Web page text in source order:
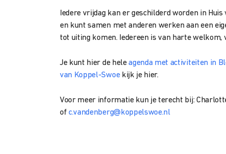
Iedere vrijdag kan er geschilderd worden in
en kunt samen met anderen werken aan een
tot uiting komen. Iedereen is van harte welkom,
Je kunt hier de heleagenda met activiteiten in
van Koppel-Swoekijk je hier.
Voor meer informatie kun je terecht bij:
ofc.vandenberg@koppelswoe.nl